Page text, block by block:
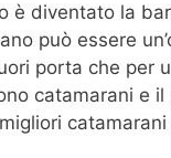
è diventato la
può essere
porta che per
catamarani e
catamarani